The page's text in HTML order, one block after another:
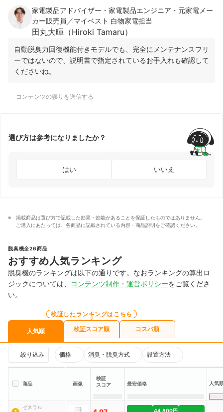
家電製品アドバイザー・家電製品エンジニア・元家電メー
カー販売員／マイベスト 白物家電担当
田丸大暉（Hiroki Tamaru）
自動脱臭力回復機能付きモデルでも、完全にメンテナンスフリ
ーではないので、説明書で指定されているお手入れも確認して
くださいね。
コンテンツの誤りを送信する
選び方は参考になりましたか？
はい いいえ
掲載商品は選び方で記載した効果・効能があることを保証したものではありません。
ご購入にあたっては、各商品に記載されている内容・商品説明をご確認ください。
脱臭機全26商品
おすすめ人気ランキング
脱臭機のランキングは以下の通りです。なおランキングの算出ロ
ジックについては、
コンテンツ制作・運営ポリシーをご覧くださ
い。
人気順
検証したランキングはこちら
検証スコア順 コスパ順
絞り込み 価格 消臭・脱臭方式 設置方法
商品 画像
検証
スコア
最安価格 人気
ゼネラル
44,800円